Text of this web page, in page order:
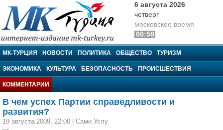
МК-Турция
6 августа 2026
четверг
московское время
00:58
МК-ТУРЦИЯ НОВОСТИ ПОЛИТИКА ОБЩЕСТВО ТУРИЗМ
ЭКОНОМИКА КУЛЬТУРА БЕЗОПАСНОСТЬ ПРОИСШЕСТВИЯ
КОММЕНТАРИИ
В чем успех Партии справедливости и
развития?
19 августа 2009, 22:00 Сами Услу